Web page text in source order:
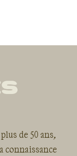
de 50 ans,
connaissance